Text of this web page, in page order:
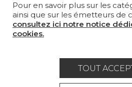
Carrière Contact
données
Pour en savoir plus sur les
ainsi que sur les émetteurs de
consultez ici notre notice
cookies.
TOUT